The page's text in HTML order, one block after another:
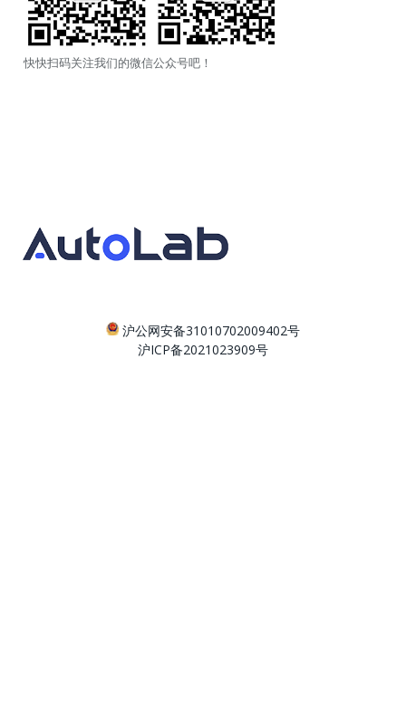
快快扫码关注我们的微信公众号吧！
沪公网安备31010702009402号
沪ICP备2021023909号